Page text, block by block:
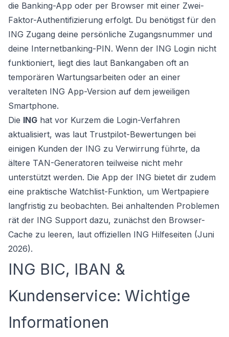
die Banking-App oder per Browser mit einer Zwei-
Faktor-Authentifizierung erfolgt. Du benötigst für den
ING Zugang deine persönliche Zugangsnummer und
deine Internetbanking-PIN. Wenn der ING Login nicht
funktioniert, liegt dies laut Bankangaben oft an
temporären Wartungsarbeiten oder an einer
veralteten ING App-Version auf dem jeweiligen
Smartphone.
Die ING hat vor Kurzem die Login-Verfahren
aktualisiert, was laut Trustpilot-Bewertungen bei
einigen Kunden der ING zu Verwirrung führte, da
ältere TAN-Generatoren teilweise nicht mehr
unterstützt werden. Die App der ING bietet dir zudem
eine praktische Watchlist-Funktion, um Wertpapiere
langfristig zu beobachten. Bei anhaltenden Problemen
rät der ING Support dazu, zunächst den Browser-
Cache zu leeren, laut offiziellen ING Hilfeseiten (Juni
2026).
ING BIC, IBAN &
Kundenservice: Wichtige
Informationen